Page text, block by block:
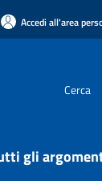
Accedi all'area
Cerca
gli